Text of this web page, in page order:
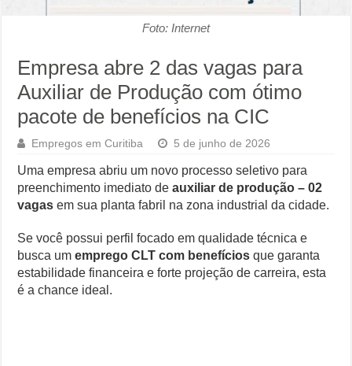
Foto: Internet
Empresa abre 2 das vagas para
Auxiliar de Produção com ótimo
pacote de benefícios na CIC
Empregos em Curitiba 5 de junho de 2026
Uma empresa abriu um novo processo seletivo para
preenchimento imediato deauxiliar de produção – 02
vagas em sua planta fabril na zona industrial da cidade.
Se você possui perfil focado em qualidade técnica e
busca umemprego CLT com benefícios que garanta
estabilidade financeira e forte projeção de carreira, esta
é a chance ideal.